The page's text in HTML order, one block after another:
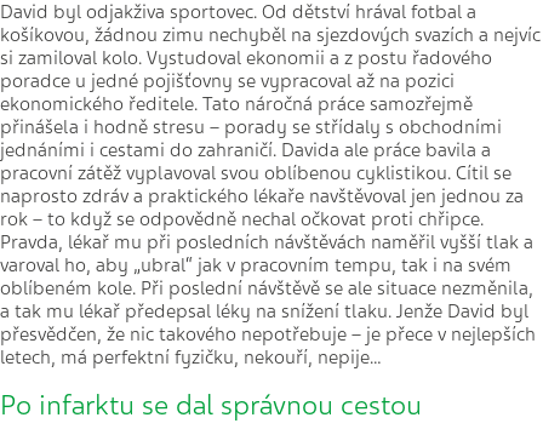
David byl odjakživa sportovec. Od dětství hrával fotbal a
košíkovou, žádnou zimu nechyběl na sjezdových svazích a nejvíc
si zamiloval kolo. Vystudoval ekonomii a z postu řadového
poradce u jedné pojišťovny se vypracoval až na pozici
ekonomického ředitele. Tato náročná práce samozřejmě
přinášela i hodně stresu – porady se střídaly s obchodními
jednáními i cestami do zahraničí. Davida ale práce bavila a
pracovní zátěž vyplavoval svou oblíbenou cyklistikou. Cítil se
naprosto zdráv a praktického lékaře navštěvoval jen jednou za
rok – to když se odpovědně nechal očkovat proti chřipce.
Pravda, lékař mu při posledních návštěvách naměřil vyšší tlak a
varoval ho, aby „ubral“ jak v pracovním tempu, tak i na svém
oblíbeném kole. Při poslední návštěvě se ale situace nezměnila,
a tak mu lékař předepsal léky na snížení tlaku. Jenže David byl
přesvědčen, že nic takového nepotřebuje – je přece v nejlepších
letech, má perfektní fyzičku, nekouří, nepije…
Po infarktu se dal správnou cestou